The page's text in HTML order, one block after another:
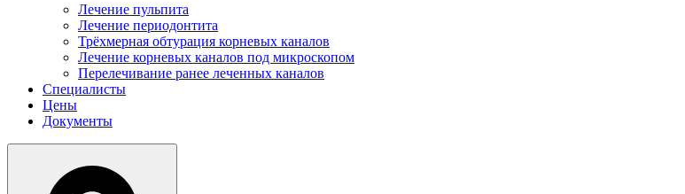
Лечение пульпита
Лечение периодонтита
Трёхмерная обтурация корневых каналов
Лечение корневых каналов под микроскопом
Перелечивание ранее леченных каналов
Специалисты
Цены
Документы